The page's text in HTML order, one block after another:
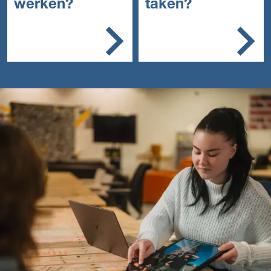
werken?
fotograaf of een winkel
voor fotografie- en video-
artikelen.
taken?
Je verzamelt, verzorgt
apparatuur
Je adviseert klanten
en verkoopt (als je in
een winkel werkt)
Je assisteert de
fotograaf en beheert
het archief
Je controleert en
onderhoudt
materialen en
apparatuur.